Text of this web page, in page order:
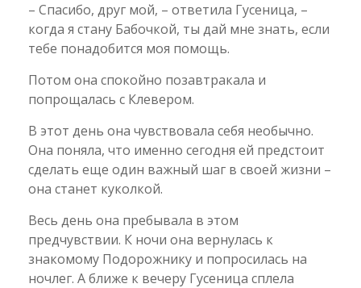
– Спасибо, друг мой, – ответила Гусеница, –
когда я стану Бабочкой, ты дай мне знать, если
тебе понадобится моя помощь.
Потом она спокойно позавтракала и
попрощалась с Клевером.
В этот день она чувствовала себя необычно.
Она поняла, что именно сегодня ей предстоит
сделать еще один важный шаг в своей жизни –
она станет куколкой.
Весь день она пребывала в этом
предчувствии. К ночи она вернулась к
знакомому Подорожнику и попросилась на
ночлег. А ближе к вечеру Гусеница сплела